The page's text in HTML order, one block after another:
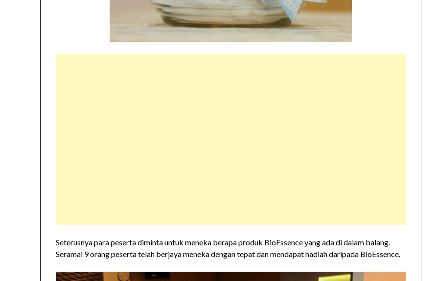
Seterusnya para peserta diminta untuk meneka berapa produk BioEssence yang ada di dalam balang.
Seramai 9 orang peserta telah berjaya meneka dengan tepat dan mendapat hadiah daripada BioEssence.